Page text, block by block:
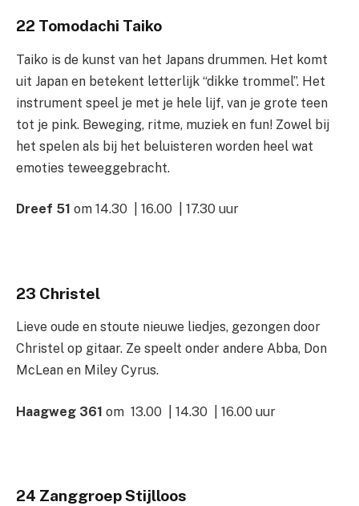
22 Tomodachi Taiko
Taiko is de kunst van het Japans drummen. Het komt
uit Japan en betekent letterlijk “dikke trommel”. Het
instrument speel je met je hele lijf, van je grote teen
tot je pink. Beweging, ritme, muziek en fun! Zowel bij
het spelen als bij het beluisteren worden heel wat
emoties teweeggebracht.
Dreef 51 om 14.30 | 16.00 | 17.30 uur
23 Christel
Lieve oude en stoute nieuwe liedjes, gezongen door
Christel op gitaar. Ze speelt onder andere Abba, Don
McLean en Miley Cyrus.
Haagweg 361 om 13.00 | 14.30 | 16.00 uur
24 Zanggroep Stijlloos